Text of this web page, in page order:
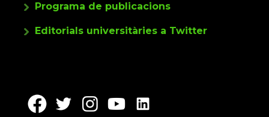
Programa de publicacions
Editorials universitàries a Twitter